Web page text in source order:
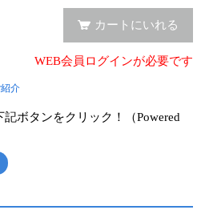
介
カートにいれる
WEB会員ログインが必要です
ボタンをクリック！（Powered